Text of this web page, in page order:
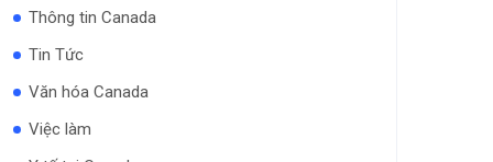
Thông tin Canada
Tin Tức
Văn hóa Canada
Việc làm